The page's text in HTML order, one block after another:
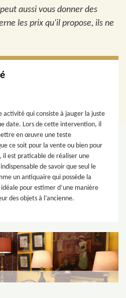
aussi vous donner des
les prix qu'il propose, ils ne
activité qui consiste à jauger la juste
date. Lors de cette intervention, il
en œuvre une teste
ce soit pour la vente ou bien pour
il est praticable de réaliser une
de savoir que seul le
un antiquaire qui possède la
pour estimer d’une manière
des objets à l’ancienne.